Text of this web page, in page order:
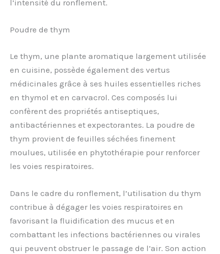
l’intensité du ronflement.
Poudre de thym
Le thym, une plante aromatique largement utilisée
en cuisine, possède également des vertus
médicinales grâce à ses huiles essentielles riches
en thymol et en carvacrol. Ces composés lui
confèrent des propriétés antiseptiques,
antibactériennes et expectorantes. La poudre de
thym provient de feuilles séchées finement
moulues, utilisée en phytothérapie pour renforcer
les voies respiratoires.
Dans le cadre du ronflement, l’utilisation du thym
contribue à dégager les voies respiratoires en
favorisant la fluidification des mucus et en
combattant les infections bactériennes ou virales
qui peuvent obstruer le passage de l’air. Son action